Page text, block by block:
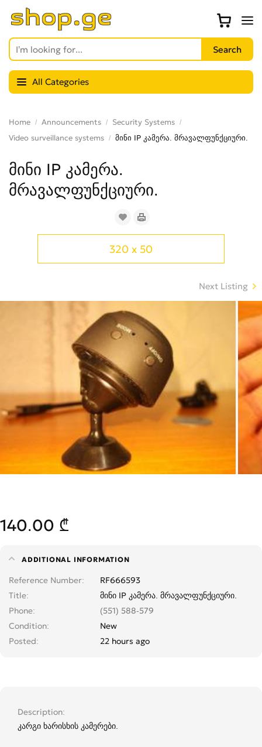
All Categories
Home Announcements
Security Systems
Video surveillance systems
მინი IP კამერა. მრავალფუნქციური.
მინი IP კამერა.
მრავალფუნქციური.
320 x 50
Next Listing
140.00 ₾
ADDITIONAL INFORMATION
Reference Number
RF666593
Title
მინი IP კამერა. მრავალფუნქციური.
Phone
(551) 588-579
Condition
New
Posted
22 hours ago
Description
კარგი ხარისხის კამერები.